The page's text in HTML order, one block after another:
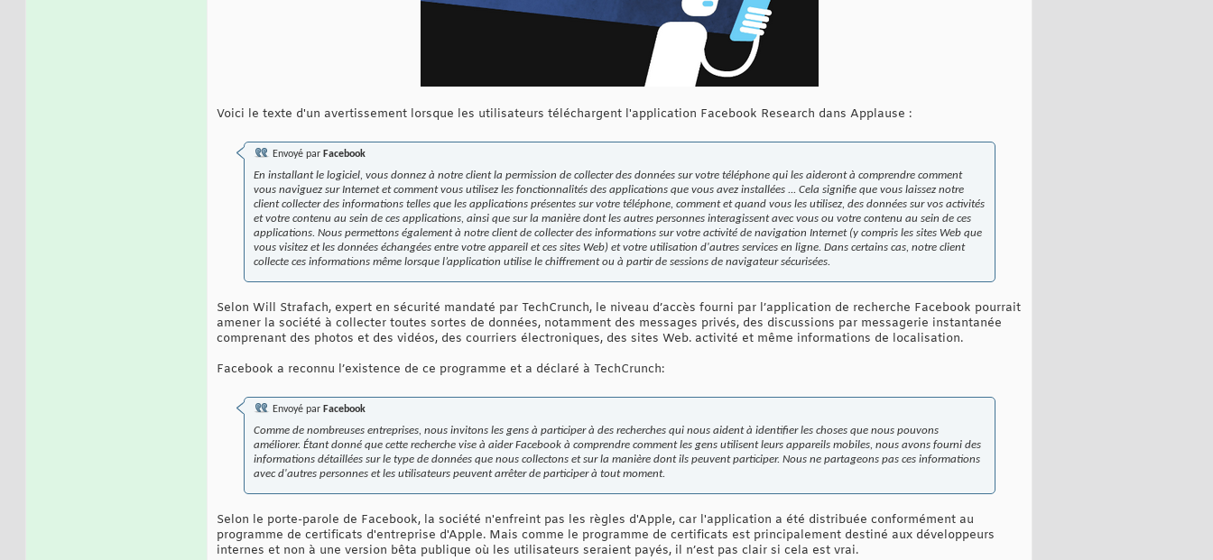
Voici le texte d'un avertissement lorsque les utilisateurs téléchargent l'application Facebook Research dans Applause :
Envoyé par Facebook
En installant le logiciel, vous donnez à notre client la permission de collecter des données sur votre téléphone qui les aideront à comprendre comment
vous naviguez sur Internet et comment vous utilisez les fonctionnalités des applications que vous avez installées ... Cela signifie que vous laissez notre
client collecter des informations telles que les applications présentes sur votre téléphone, comment et quand vous les utilisez, des données sur vos activités
et votre contenu au sein de ces applications, ainsi que sur la manière dont les autres personnes interagissent avec vous ou votre contenu au sein de ces
applications. Nous permettons également à notre client de collecter des informations sur votre activité de navigation Internet (y compris les sites Web que
vous visitez et les données échangées entre votre appareil et ces sites Web) et votre utilisation d'autres services en ligne. Dans certains cas, notre client
collecte ces informations même lorsque l’application utilise le chiffrement ou à partir de sessions de navigateur sécurisées.
Selon Will Strafach, expert en sécurité mandaté par TechCrunch, le niveau d’accès fourni par l’application de recherche Facebook pourrait
amener la société à collecter toutes sortes de données, notamment des messages privés, des discussions par messagerie instantanée
comprenant des photos et des vidéos, des courriers électroniques, des sites Web. activité et même informations de localisation.
Facebook a reconnu l’existence de ce programme et a déclaré à TechCrunch:
Envoyé par Facebook
Comme de nombreuses entreprises, nous invitons les gens à participer à des recherches qui nous aident à identifier les choses que nous pouvons
améliorer. Étant donné que cette recherche vise à aider Facebook à comprendre comment les gens utilisent leurs appareils mobiles, nous avons fourni des
informations détaillées sur le type de données que nous collectons et sur la manière dont ils peuvent participer. Nous ne partageons pas ces informations
avec d'autres personnes et les utilisateurs peuvent arrêter de participer à tout moment.
Selon le porte-parole de Facebook, la société n'enfreint pas les règles d'Apple, car l'application a été distribuée conformément au
programme de certificats d'entreprise d'Apple. Mais comme le programme de certificats est principalement destiné aux développeurs
internes et non à une version bêta publique où les utilisateurs seraient payés, il n’est pas clair si cela est vrai.